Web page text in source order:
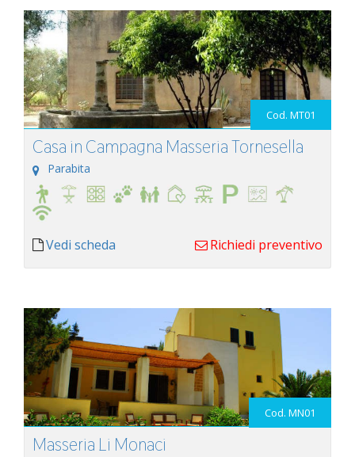
Cod. MT01
Casa in Campagna Masseria Tornesella
Parabita
Vedi scheda Richiedi preventivo
Cod. MN01
Masseria Li Monaci